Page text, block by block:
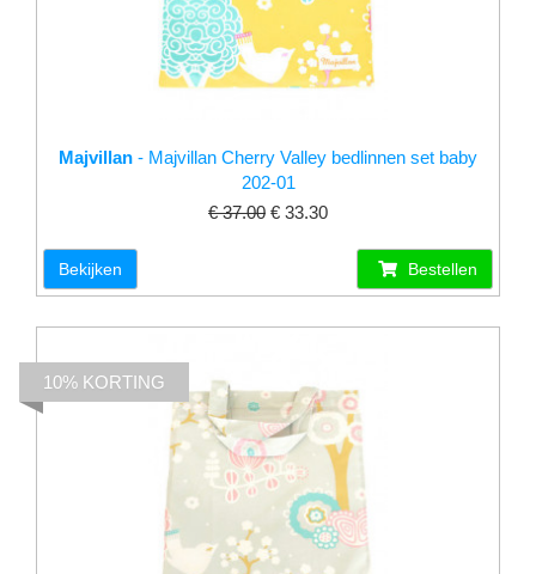
Majvillan - Majvillan Cherry Valley bedlinnen set baby
202-01
€ 37.00 € 33.30
Bekijken Bestellen
10% KORTING